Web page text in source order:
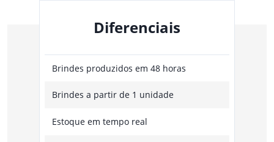
Diferenciais
Brindes produzidos em 48 horas
Brindes a partir de 1 unidade
Estoque em tempo real